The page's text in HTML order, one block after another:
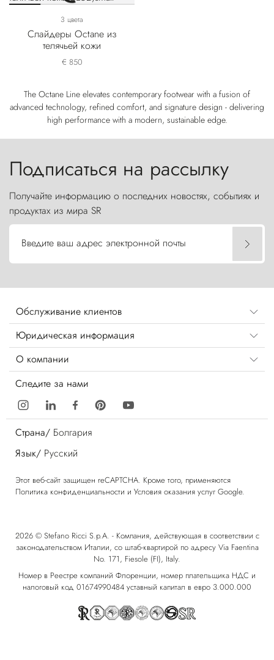
3 цвета
Слайдеры Octane из
телячьей кожи
€ 850
The Octane Line elevates contemporary footwear with a fusion of
advanced technology, refined comfort, and signature design - delivering
high performance with a modern, sustainable edge.
Подписаться на рассылку
Получайте информацию о последних новостях, событиях и
продуктах из мира SR
Введите ваш адрес электронной почты
Обслуживание клиентов
Юридическая информация
О компании
Следите за нами
Страна/ Болгария
Язык/ Русский
Этот веб-сайт защищен reCAPTCHA. Кроме того, применяются
Политика конфиденциальности и Условия оказания услуг Google.
2026 © Stefano Ricci S.p.A. - Компания, действующая в соответствии с
законодательством Италии, со штаб-квартирой по адресу Via Faentina
No. 171, Fiesole (FI), Italy.
Номер в Реестре компаний Флоренции, номер плательщика НДС и
налоговый код 01674990484 уставный капитал в евро 3.000.000